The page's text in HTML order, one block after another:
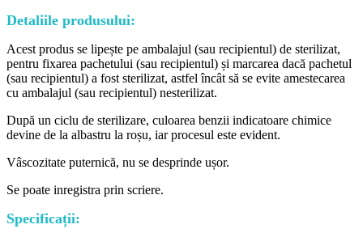
Detaliile produsului:
Acest produs se lipește pe ambalajul (sau recipientul) de sterilizat,
pentru fixarea pachetului (sau recipientul) și marcarea dacă pachetul
(sau recipientul) a fost sterilizat, astfel încât să se evite amestecarea
cu ambalajul (sau recipientul) nesterilizat.
După un ciclu de sterilizare, culoarea benzii indicatoare chimice
devine de la albastru la roșu, iar procesul este evident.
Vâscozitate puternică, nu se desprinde ușor.
Se poate inregistra prin scriere.
Specificații: